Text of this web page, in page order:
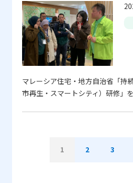
マレーシア住宅・地方自治省「持
市再生・スマートシティ）研修」
1 2 3